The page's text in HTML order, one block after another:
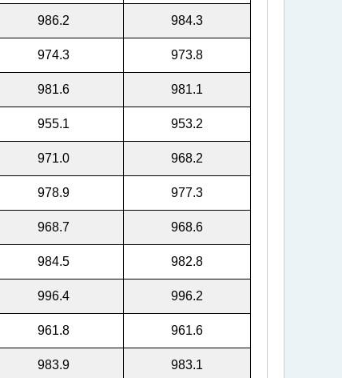
986.2 984.3
974.3 973.8
981.6 981.1
955.1 953.2
971.0 968.2
978.9 977.3
968.7 968.6
984.5 982.8
996.4 996.2
961.8 961.6
983.9 983.1